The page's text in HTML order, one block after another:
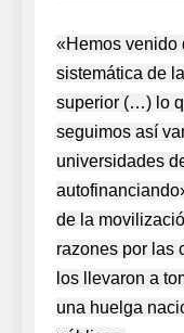
«Hemos venido
sistemática de
superior (…) lo
seguimos así
universidades
de la
razones por las
los llevaron a
una huelga